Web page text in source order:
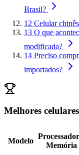
Brasil?
12 Celular
13 O que
modificada?
14 Preciso
importados?
Melhores
Modelo
Memória